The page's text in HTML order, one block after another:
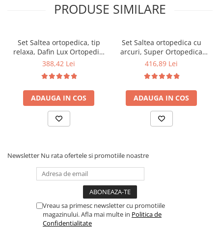
PRODUSE SIMILARE
Set Saltea ortopedica, tip
relaxa, Dafin Lux Ortopedic,
90x200x21cm, fermitate
Bonell, fata vara-iarna,
sistem de aerisire cu
butoni, Salt Confort plus
perna microfibra 50x70cm,
lavabila la 60°C
388,42 Lei
ADAUGA IN COS
Set Saltea ortopedica cu
arcuri, Super Ortopedica
Sofia, 90x200x20cm,
arcuri tip Bonell, fata vara-
iarna, sistem aerisire cu
butoni, Saltex plus perna
matlasata, antialergica,
50x70cm
416,89 Lei
ADAUGA IN COS
Newsletter Nu rata ofertele si promotiile noastre
Vreau sa primesc newsletter cu promotiile
magazinului. Afla mai multe in Politica de
Confidentialitate